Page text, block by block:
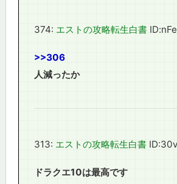
374: エストの攻略転生白書
>>306
人減ったか
313: エストの攻略転生白書
ドラクエ10は最高です